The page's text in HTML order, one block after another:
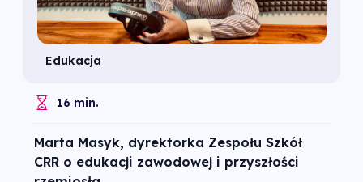
Edukacja
16 min.
Marta Masyk, dyrektorka Zespołu Szkół
CRR o edukacji zawodowej i przyszłości